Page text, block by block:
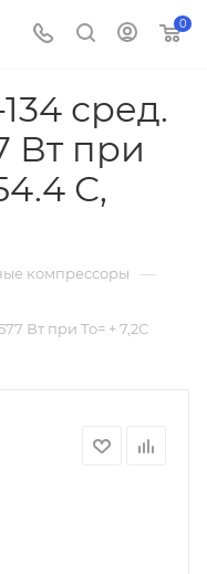
0
сред.
Вт при
С,
компрессоры —
Вт при То= + 7,2С